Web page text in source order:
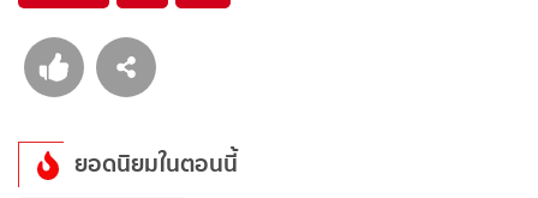
ยอดนิยมในตอนนี้